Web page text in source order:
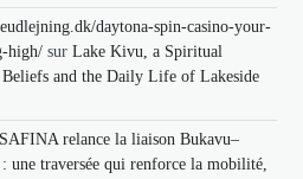
daytona-spin-casino-your-
high/ surLake Kivu, a Spiritual
Beliefs and the Daily Life of Lakeside
relance la liaison Bukavu–
une traversée qui renforce la mobilité,